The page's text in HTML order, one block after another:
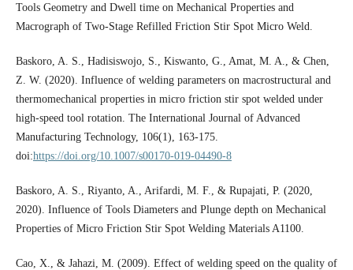
Tools Geometry and Dwell time on Mechanical Properties and
Macrograph of Two-Stage Refilled Friction Stir Spot Micro Weld.
Baskoro, A. S., Hadisiswojo, S., Kiswanto, G., Amat, M. A., & Chen,
Z. W. (2020). Influence of welding parameters on macrostructural and
thermomechanical properties in micro friction stir spot welded under
high-speed tool rotation. The International Journal of Advanced
Manufacturing Technology, 106(1), 163-175.
doi:https://doi.org/10.1007/s00170-019-04490-8
Baskoro, A. S., Riyanto, A., Arifardi, M. F., & Rupajati, P. (2020,
2020). Influence of Tools Diameters and Plunge depth on Mechanical
Properties of Micro Friction Stir Spot Welding Materials A1100.
Cao, X., & Jahazi, M. (2009). Effect of welding speed on the quality of